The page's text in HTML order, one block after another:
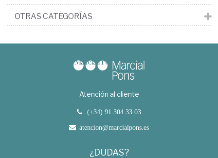
OTRAS CATEGORÍAS
Atención al cliente
(+34) 91 304 33 03
atencion@marcialpons.es
¿DUDAS?